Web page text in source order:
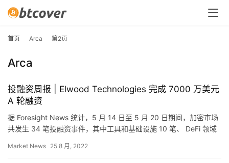
首页 Arca 第2页
Arca
投融资周报 | Elwood Technologies 完成 7000 万美元
A 轮融资
据 Foresight News 统计，5 月 14 日至 5 月 20 日期间，加密市场
共发生 34 笔投融资事件，其中工具和基础设施 10 笔、 DeFi 领域
Market News 25 8 月, 2022